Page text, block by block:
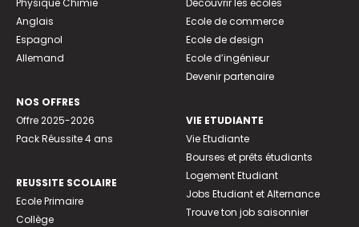
Anglais
Espagnol
Allemand
NOS OFFRES
Offre 2025-2026
Pack Réussite 4 ans
REUSSITE SCOLAIRE
Ecole Primaire
Collège
Ecole de commerce
Ecole de design
Ecole d’ingénieur
Devenir partenaire
VIE ETUDIANTE
Vie Etudiante
Bourses et prêts étudiants
Logement Etudiant
Jobs Etudiant et Alternance
Trouve ton job saisonnier